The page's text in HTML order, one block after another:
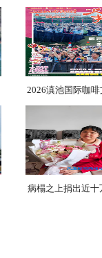
2026滇池国际咖
病榻之上捐出近十